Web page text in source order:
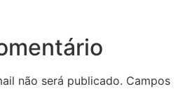
não será publicado. Campos